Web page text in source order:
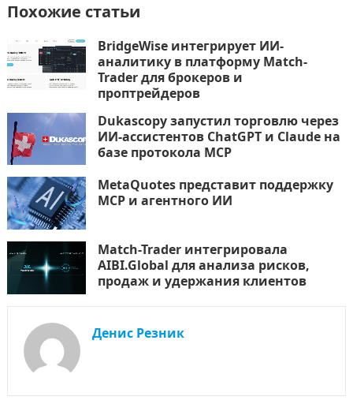
Похожие статьи
BridgeWise интегрирует ИИ-
аналитику в платформу Match-
Trader для брокеров и
проптрейдеров
Dukascopy запустил торговлю через
ИИ-ассистентов ChatGPT и Claude на
базе протокола MCP
MetaQuotes представит поддержку
MCP и агентного ИИ
Match-Trader интегрировала
AIBI.Global для анализа рисков,
продаж и удержания клиентов
Денис Резник